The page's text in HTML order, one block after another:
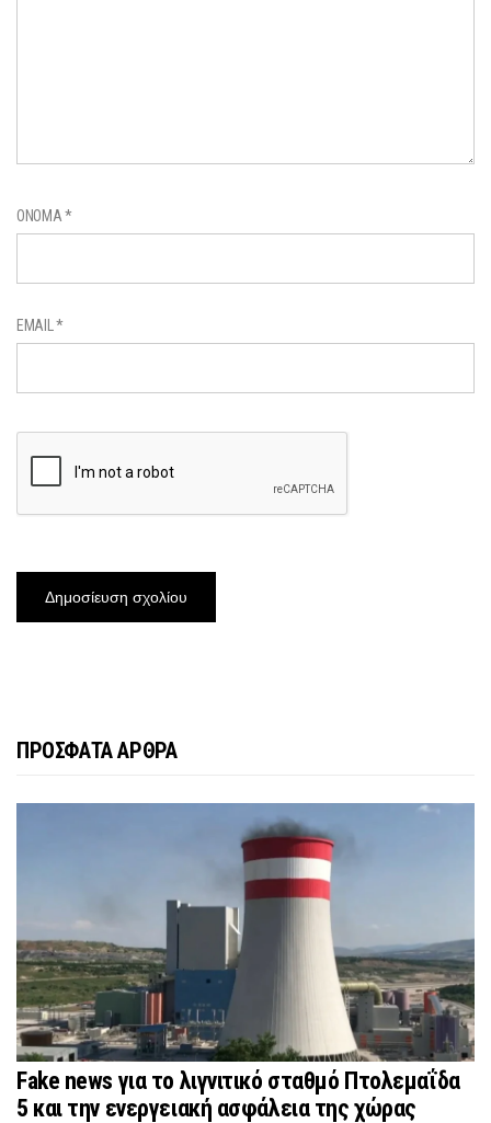
ΌΝΟΜΑ*
EMAIL*
ΠΡΟΣΦΑΤΑ ΑΡΘΡΑ
Fake news για το λιγνιτικό σταθμό Πτολεμαΐδα
5 και την ενεργειακή ασφάλεια της χώρας